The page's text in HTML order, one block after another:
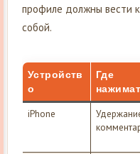
профиле должны вести
собой.
Устройств
о
Где
iPhone